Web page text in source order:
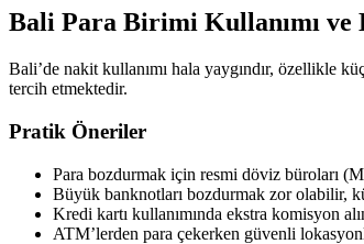
Bali Para Birimi Kullanımı ve
Bali’de nakit kullanımı hala yaygındır, özellikle
tercih etmektedir.
Pratik Öneriler
Para bozdurmak için resmi döviz büroları
Büyük banknotları bozdurmak zor olabilir,
Kredi kartı kullanımında ekstra komisyon
ATM’lerden para çekerken güvenli